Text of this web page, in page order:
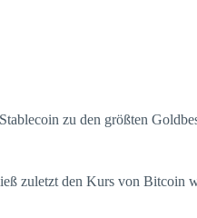
zu den größten
zuletzt den Kurs von Bitcoin